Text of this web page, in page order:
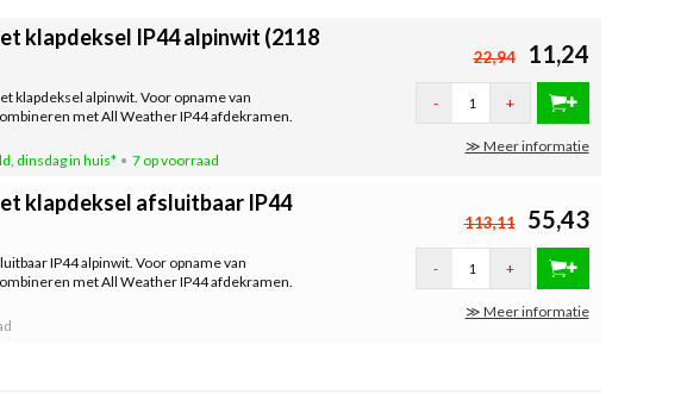
klapdeksel IP44 alpinwit (2118
klapdeksel alpinwit. Voor opname van
met All Weather IP44 afdekramen.
dinsdag in huis* 7 op voorraad
22,94 11,24
- +
≫ Meer informatie
klapdeksel afsluitbaar IP44
IP44 alpinwit. Voor opname van
met All Weather IP44 afdekramen.
113,11 55,43
- +
≫ Meer informatie